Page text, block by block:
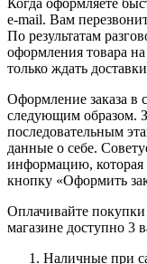
e-mail. Вам
По результатам
оформления товара
только ждать
Оформление заказа в
следующим образом.
последовательным
данные о себе.
информацию,
кнопку «Оформить
Оплачивайте
магазине доступно 3
Наличные при